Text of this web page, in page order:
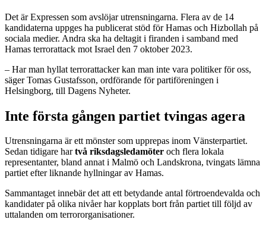
Det är Expressen som avslöjar utrensningarna. Flera av de 14
kandidaterna uppges ha publicerat stöd för Hamas och Hizbollah på
sociala medier. Andra ska ha deltagit i firanden i samband med
Hamas terrorattack mot Israel den 7 oktober 2023.
– Har man hyllat terrorattacker kan man inte vara politiker för oss,
säger Tomas Gustafsson, ordförande för partiföreningen i
Helsingborg, till Dagens Nyheter.
Inte första gången partiet tvingas agera
Utrensningarna är ett mönster som upprepas inom Vänsterpartiet.
Sedan tidigare hartvå riksdagsledamöter och flera lokala
representanter, bland annat i Malmö och Landskrona, tvingats lämna
partiet efter liknande hyllningar av Hamas.
Sammantaget innebär det att ett betydande antal förtroendevalda och
kandidater på olika nivåer har kopplats bort från partiet till följd av
uttalanden om terrororganisationer.